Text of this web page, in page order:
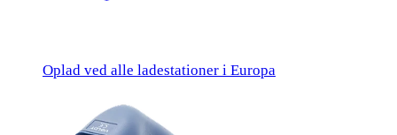
Oplad ved alle ladestationer i Europa